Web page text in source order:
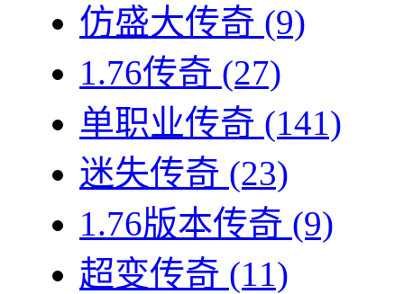
仿盛大传奇 (9)
1.76传奇 (27)
单职业传奇 (141)
迷失传奇 (23)
1.76版本传奇 (9)
超变传奇 (11)